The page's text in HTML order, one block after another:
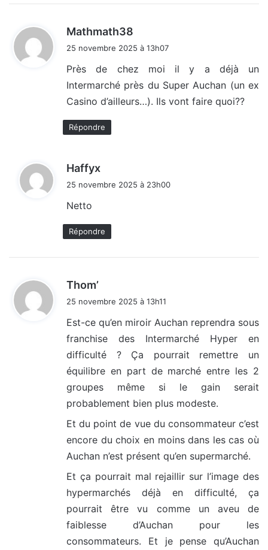
Mathmath38
:
25 novembre 2025 à 13h07
Près de chez moi il y a déjà un
Intermarché près du Super Auchan (un ex
Casino d’ailleurs…). Ils vont faire quoi??
Répondre
Haffyx
25 novembre 2025 à 23h00
Netto
Répondre
Thom’
:
25 novembre 2025 à 13h11
Est-ce qu’en miroir Auchan reprendra sous
franchise des Intermarché Hyper en
difficulté ? Ça pourrait remettre un
équilibre en part de marché entre les 2
groupes même si le gain serait
probablement bien plus modeste.
Et du point de vue du consommateur c’est
encore du choix en moins dans les cas où
Auchan n’est présent qu’en supermarché.
Et ça pourrait mal rejaillir sur l’image des
hypermarchés déjà en difficulté, ça
pourrait être vu comme un aveu de
faiblesse d’Auchan pour les
consommateurs. Et je pense qu’Auchan